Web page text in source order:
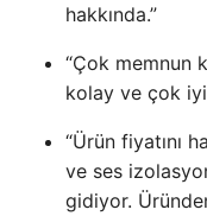
hakkında.”
“Çok memnun
kolay ve çok
“Ürün fiyatını
ve ses
gidiyor.